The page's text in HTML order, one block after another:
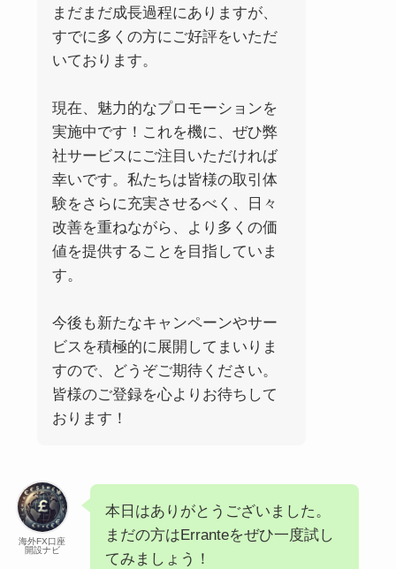
まだまだ成長過程にありますが、
すでに多くの方にご好評をいただ
いております。
現在、魅力的なプロモーションを
実施中です！これを機に、ぜひ弊
社サービスにご注目いただければ
幸いです。私たちは皆様の取引体
験をさらに充実させるべく、日々
改善を重ねながら、より多くの価
値を提供することを目指していま
す。
今後も新たなキャンペーンやサー
ビスを積極的に展開してまいりま
すので、どうぞご期待ください。
皆様のご登録を心よりお待ちして
おります！
海外FX口座
開設ナビ
本日はありがとうございました。
まだの方はErranteをぜひ一度試し
てみましょう！